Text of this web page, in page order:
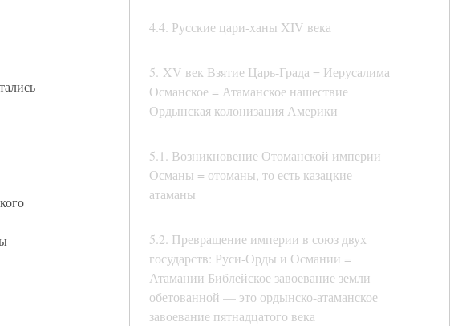
4.4. Русские цари-ханы XIV века
5. XV век Взятие Царь-Града = Иерусалима
Османское = Атаманское нашествие
Ордынская колонизация Америки
5.1. Возникновение Отоманской империи
Османы = отоманы, то есть казацкие
атаманы
5.2. Превращение империи в союз двух
государств: Руси-Орды и Османии =
Атамании Библейское завоевание земли
обетованной — это ордынско-атаманское
завоевание пятнадцатого века